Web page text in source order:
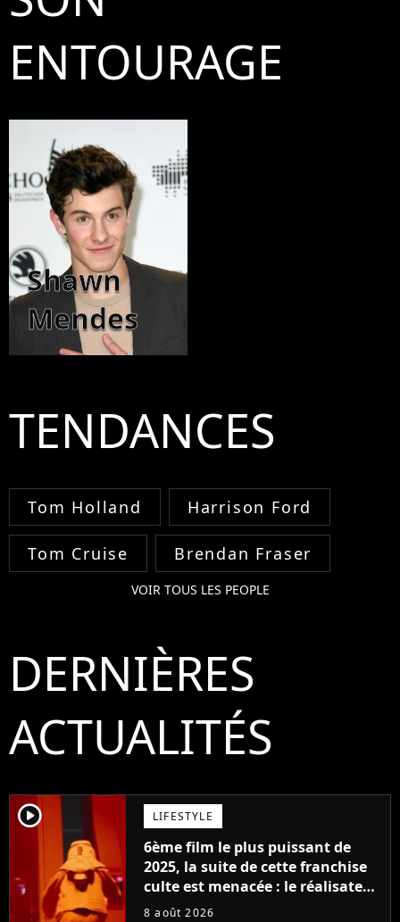
ENTOURAGE
Shawn
Mendes
TENDANCES
Tom Holland Harrison Ford
Tom Cruise Brendan Fraser
VOIR TOUS LES PEOPLE
DERNIÈRES
ACTUALITÉS
player2 LIFESTYLE
6ème film le plus puissant de
2025, la suite de cette franchise
culte est menacée : le réalisateur
claque la porte pour "différends
8 août 2026